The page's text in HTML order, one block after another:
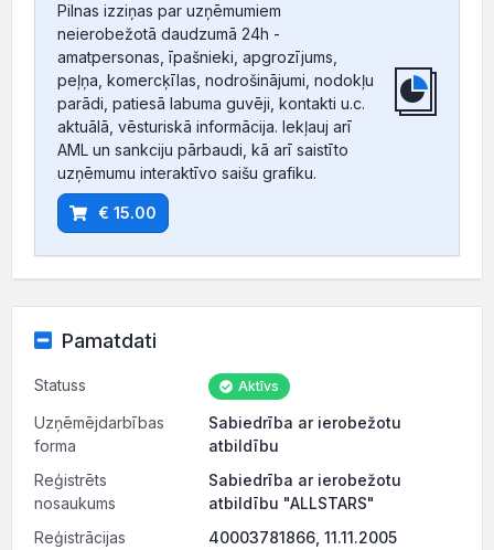
Pilnas izziņas par uzņēmumiem
neierobežotā daudzumā 24h -
amatpersonas, īpašnieki, apgrozījums,
peļņa, komercķīlas, nodrošinājumi, nodokļu
parādi, patiesā labuma guvēji, kontakti u.c.
aktuālā, vēsturiskā informācija. Iekļauj arī
AML un sankciju pārbaudi, kā arī saistīto
uzņēmumu interaktīvo saišu grafiku.
€ 15.00
Pamatdati
Statuss Aktīvs
Uzņēmējdarbības
forma
Sabiedrība ar ierobežotu
atbildību
Reģistrēts
nosaukums
Sabiedrība ar ierobežotu
atbildību "ALLSTARS"
Reģistrācijas
40003781866, 11.11.2005